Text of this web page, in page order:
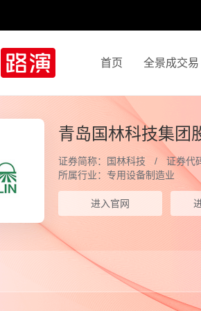
全景网官微
首页 全景成交易
青岛国林科技集团
证券简称：国林科技
证券代
所属行业：专用设备制造业
进入官网